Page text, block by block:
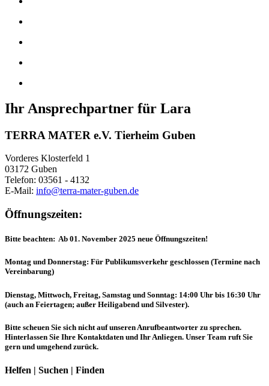
Ihr Ansprechpartner für Lara
TERRA MATER e.V. Tierheim Guben
Vorderes Klosterfeld 1
03172 Guben
Telefon: 03561 - 4132
E-Mail: info@terra-mater-guben.de
Öffnungszeiten:
Bitte beachten: Ab 01. November 2025 neue Öffnungszeiten!
Montag und Donnerstag: Für Publikumsverkehr geschlossen (Termine nach
Vereinbarung)
Dienstag, Mittwoch, Freitag, Samstag und Sonntag: 14:00 Uhr bis 16:30 Uhr
(auch an Feiertagen; außer Heiligabend und Silvester).
Bitte scheuen Sie sich nicht auf unseren Anrufbeantworter zu sprechen.
Hinterlassen Sie Ihre Kontaktdaten und Ihr Anliegen. Unser Team ruft Sie
gern und umgehend zurück.
Helfen | Suchen | Finden